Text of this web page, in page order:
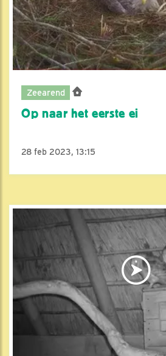
Zeearend
Op naar het eerste ei
28 feb 2023, 13:15